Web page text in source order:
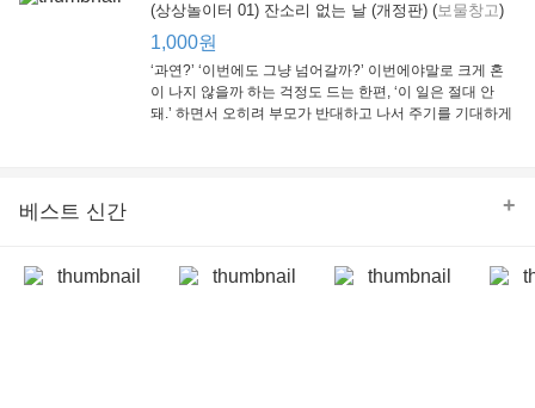
큰솔(토토북)
동아일보사
(상상놀이터 01) 잔소리 없는 날 (개정판) (보물창고)
1,000원
‘과연?’ ‘이번에도 그냥 넘어갈까?’ 이번에야말로 크게 혼
이 나지 않을까 하는 걱정도 드는 한편, ‘이 일은 절대 안
돼.’ 하면서 오히려 부모가 반대하고 나서 주기를 기대하게
베스트 신간 +